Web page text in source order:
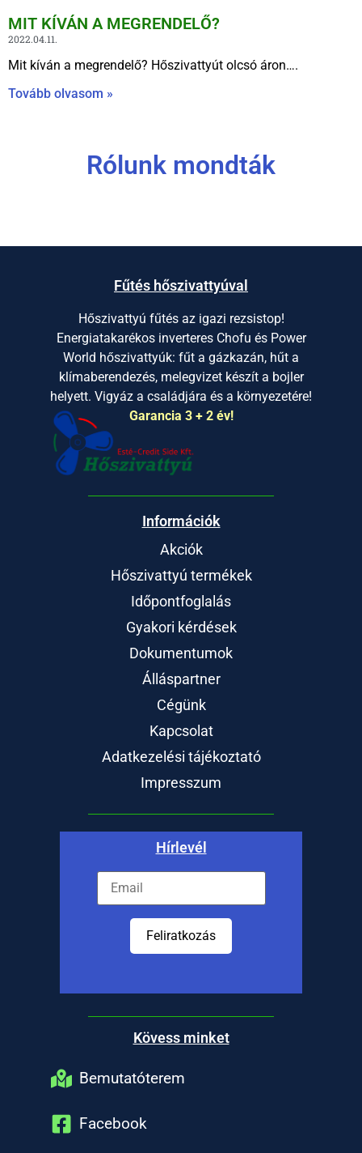
MIT KÍVÁN A MEGRENDELŐ?
2022.04.11.
Mit kíván a megrendelő? Hőszivattyút olcsó áron….
Tovább olvasom »
Rólunk mondták
Fűtés hőszivattyúval
Hőszivattyú fűtés az igazi rezsistop!
Energiatakarékos inverteres Chofu és Power
World hőszivattyúk: fűt a gázkazán, hűt a
klímaberendezés, melegvizet készít a bojler
helyett. Vigyáz a családjára és a környezetére!
Garancia 3 + 2 év!
Információk
Akciók
Hőszivattyú termékek
Időpontfoglalás
Gyakori kérdések
Dokumentumok
Álláspartner
Cégünk
Kapcsolat
Adatkezelési tájékoztató
Impresszum
Hírlevél
Feliratkozás
Kövess minket
Bemutatóterem
Facebook